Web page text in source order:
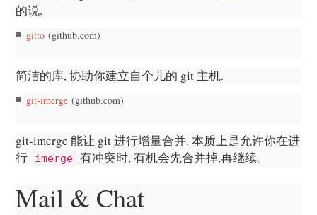
的说.
gitto (github.com)
简洁的库, 协助你建立自个儿的 git 主机.
git-imerge (github.com)
git-imerge 能让 git 进行增量合并. 本质上是允许你在进
行
imerge 有冲突时, 有机会先合并掉,再继续.
Mail & Chat